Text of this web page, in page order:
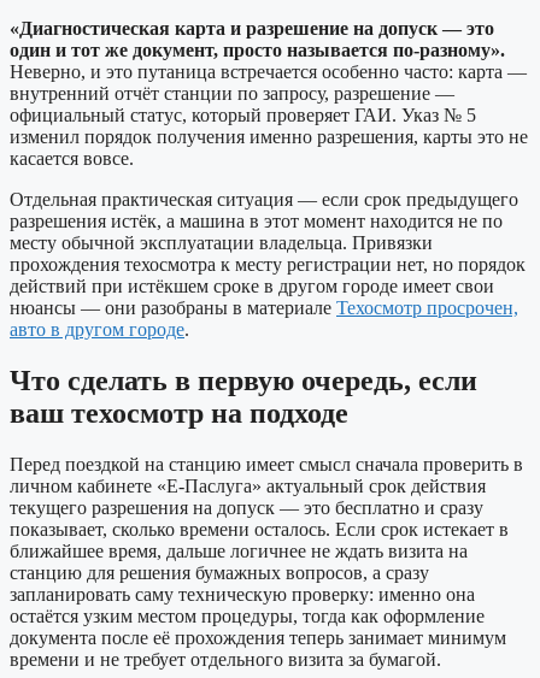
«Диагностическая карта и разрешение на допуск — это
один и тот же документ, просто называется по-разному».
Неверно, и это путаница встречается особенно часто: карта —
внутренний отчёт станции по запросу, разрешение —
официальный статус, который проверяет ГАИ. Указ № 5
изменил порядок получения именно разрешения, карты это не
касается вовсе.
Отдельная практическая ситуация — если срок предыдущего
разрешения истёк, а машина в этот момент находится не по
месту обычной эксплуатации владельца. Привязки
прохождения техосмотра к месту регистрации нет, но порядок
действий при истёкшем сроке в другом городе имеет свои
нюансы — они разобраны в материале Техосмотр просрочен,
авто в другом городе.
Что сделать в первую очередь, если
ваш техосмотр на подходе
Перед поездкой на станцию имеет смысл сначала проверить в
личном кабинете «Е-Паслуга» актуальный срок действия
текущего разрешения на допуск — это бесплатно и сразу
показывает, сколько времени осталось. Если срок истекает в
ближайшее время, дальше логичнее не ждать визита на
станцию для решения бумажных вопросов, а сразу
запланировать саму техническую проверку: именно она
остаётся узким местом процедуры, тогда как оформление
документа после её прохождения теперь занимает минимум
времени и не требует отдельного визита за бумагой.